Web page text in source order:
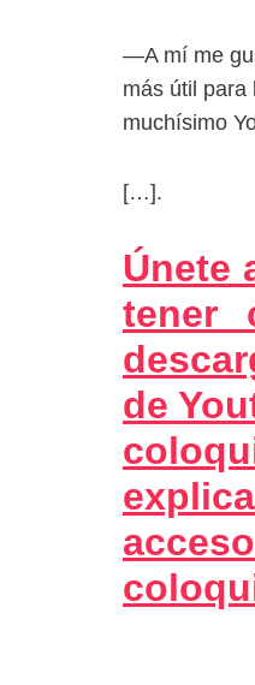
—A mí me
más útil
muchísimo
[…].
Únete
tener
de